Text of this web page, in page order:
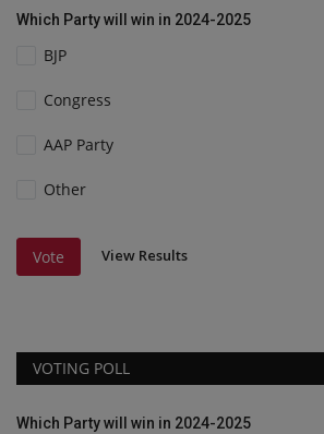
Which Party will win in 2024-2025
BJP
Congress
AAP Party
Other
Vote View Results
VOTING POLL
Which Party will win in 2024-2025